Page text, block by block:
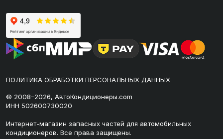
ПОЛИТИКА ОБРАБОТКИ ПЕРСОНАЛЬНЫХ ДАННЫХ
© 2008–2026, АвтоКондиционеры.com
ИНН 502600730020
Интернет-магазин запасных частей для автомобильных
кондиционеров. Все права защищены.